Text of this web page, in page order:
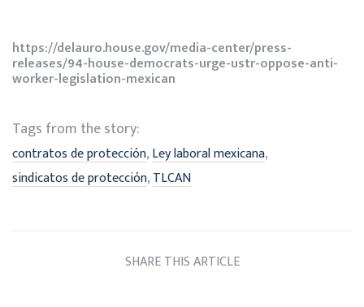
https://delauro.house.gov/media-center/press-
releases/94-house-democrats-urge-ustr-oppose-anti-
worker-legislation-mexican
Tags from the story:
contratos de protección,Ley laboral mexicana,
sindicatos de protección,TLCAN
SHARE THIS ARTICLE